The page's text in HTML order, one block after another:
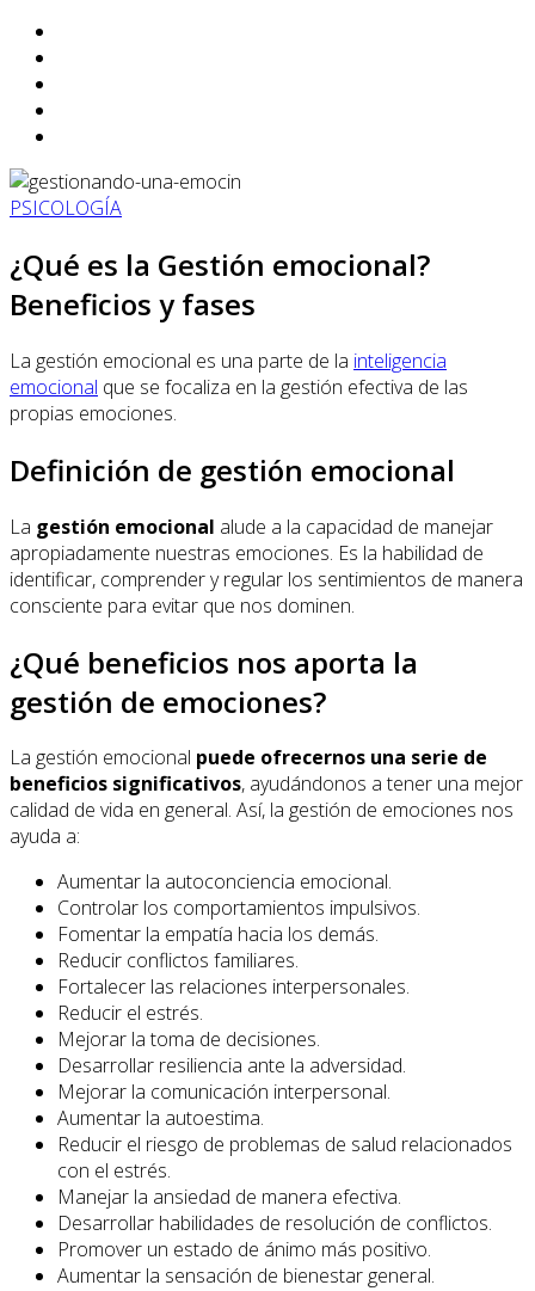
PSICOLOGÍA
¿Qué es la Gestión emocional?
Beneficios y fases
La gestión emocional es una parte de la inteligencia
emocional que se focaliza en la gestión efectiva de las
propias emociones.
Definición de gestión emocional
La gestión emocional alude a la capacidad de manejar
apropiadamente nuestras emociones. Es la habilidad de
identificar, comprender y regular los sentimientos de manera
consciente para evitar que nos dominen.
¿Qué beneficios nos aporta la
gestión de emociones?
La gestión emocional puede ofrecernos una serie de
beneficios significativos, ayudándonos a tener una mejor
calidad de vida en general. Así, la gestión de emociones nos
ayuda a:
Aumentar la autoconciencia emocional.
Controlar los comportamientos impulsivos.
Fomentar la empatía hacia los demás.
Reducir conflictos familiares.
Fortalecer las relaciones interpersonales.
Reducir el estrés.
Mejorar la toma de decisiones.
Desarrollar resiliencia ante la adversidad.
Mejorar la comunicación interpersonal.
Aumentar la autoestima.
Reducir el riesgo de problemas de salud relacionados
con el estrés.
Manejar la ansiedad de manera efectiva.
Desarrollar habilidades de resolución de conflictos.
Promover un estado de ánimo más positivo.
Aumentar la sensación de bienestar general.